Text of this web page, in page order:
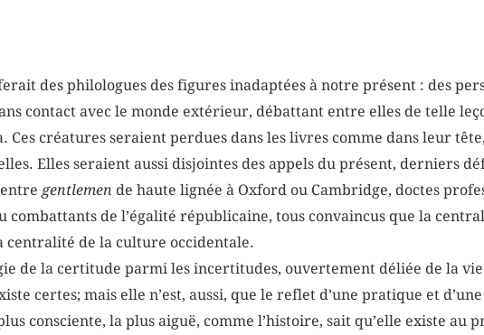
des philologues des figures inadaptées à notre présent : des
contact avec le monde extérieur, débattant entre elles de telle
Ces créatures seraient perdues dans les livres comme dans leur
Elles seraient aussi disjointes des appels du présent, derniers
gentlemen de haute lignée à Oxford ou Cambridge, doctes
combattants de l’égalité républicaine, tous convaincus que la
centralité de la culture occidentale.
de la certitude parmi les incertitudes, ouvertement déliée de la
certes; mais elle n’est, aussi, que le reflet d’une pratique et
consciente, la plus aiguë, comme l’histoire, sait qu’elle existe au